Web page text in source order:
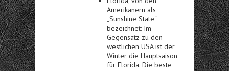
Amerikanern als
„Sunshine State“
bezeichnet: Im
Gegensatz zu den
westlichen USA ist der
Winter die Hauptsaison
für Florida. Die beste